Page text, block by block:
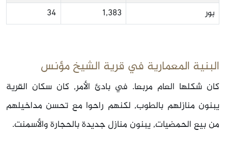
بور
1,383
34
البنية المعمارية في قرية الشيخ مؤنس
كان شكلها العام مربعا. في بادئ الأمر, كان سكان القرية
يبنون منازلهم بالطوب, لكنهم راحوا مع تحسن مداخيلهم
من بيع الحمضيات, يبنون منازل جديدة بالحجارة والأسمنت.